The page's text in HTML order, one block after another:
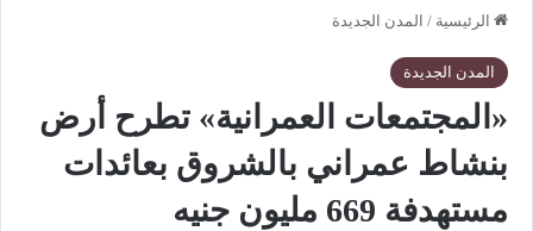
الرئيسية / المدن الجديدة
المدن الجديدة
«المجتمعات العمرانية» تطرح أرض
بنشاط عمراني بالشروق بعائدات
مستهدفة 669 مليون جنيه